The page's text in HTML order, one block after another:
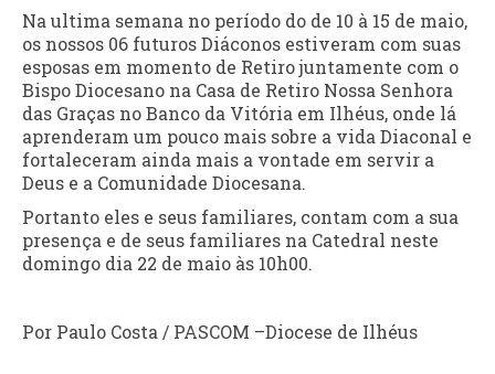
Na ultima semana no período do de 10 à 15 de maio,
os nossos 06 futuros Diáconos estiveram com suas
esposas em momento de Retiro juntamente com o
Bispo Diocesano na Casa de Retiro Nossa Senhora
das Graças no Banco da Vitória em Ilhéus, onde lá
aprenderam um pouco mais sobre a vida Diaconal e
fortaleceram ainda mais a vontade em servir a
Deus e a Comunidade Diocesana.
Portanto eles e seus familiares, contam com a sua
presença e de seus familiares na Catedral neste
domingo dia 22 de maio às 10h00.
Por Paulo Costa / PASCOM –Diocese de Ilhéus